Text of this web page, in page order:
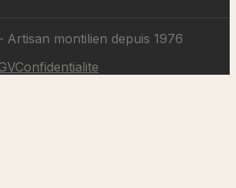
montilien depuis 1976
Confidentialite